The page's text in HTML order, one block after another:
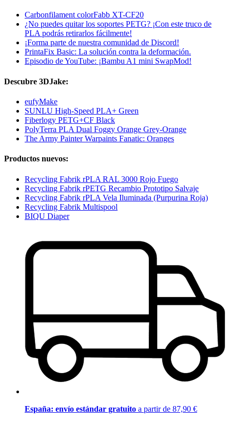
Carbonfilament colorFabb XT-CF20
¿No puedes quitar los soportes PETG? ¡Con este truco de
PLA podrás retirarlos fácilmente!
¡Forma parte de nuestra comunidad de Discord!
PrintaFix Basic: La solución contra la deformación.
Episodio de YouTube: ¡Bambu A1 mini SwapMod!
Descubre 3DJake:
eufyMake
SUNLU High-Speed PLA+ Green
Fiberlogy PETG+CF Black
PolyTerra PLA Dual Foggy Orange Grey-Orange
The Army Painter Warpaints Fanatic: Oranges
Productos nuevos:
Recycling Fabrik rPLA RAL 3000 Rojo Fuego
Recycling Fabrik rPETG Recambio Prototipo Salvaje
Recycling Fabrik rPLA Vela Iluminada (Purpurina Roja)
Recycling Fabrik Multispool
BIQU Diaper
España: envío estándar gratuito a partir de 87,90 €